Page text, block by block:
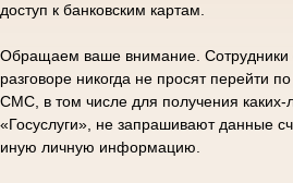
доступ к банковским картам.
Обращаем ваше внимание. Сотрудники
разговоре никогда не просят перейти
СМС, в том числе для получения каких-
«Госуслуги», не запрашивают данные
иную личную информацию.